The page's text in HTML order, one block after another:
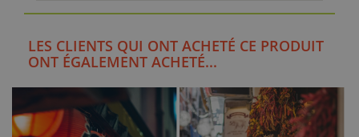
LES CLIENTS QUI ONT ACHETÉ CE PRODUIT
ONT ÉGALEMENT ACHETÉ...